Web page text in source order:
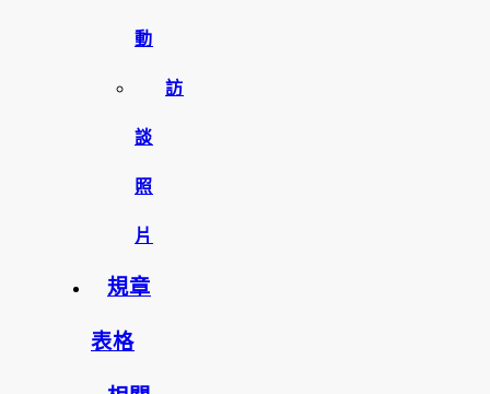
動
訪
談
照
片
規章
表格